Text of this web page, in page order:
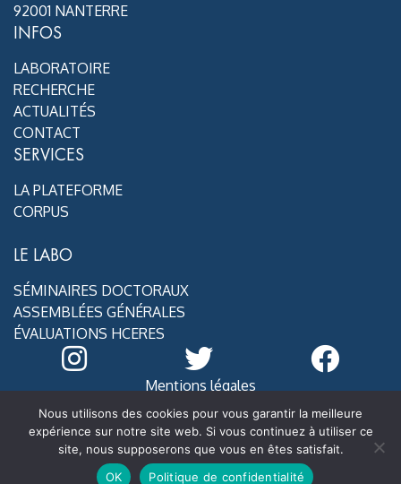
92001 NANTERRE
INFOS
LABORATOIRE
RECHERCHE
ACTUALITÉS
CONTACT
SERVICES
LA PLATEFORME
CORPUS
LE LABO
SÉMINAIRES DOCTORAUX
ASSEMBLÉES GÉNÉRALES
ÉVALUATIONS HCERES
Mentions légales
@ MoDyCo 2020
Nous utilisons des cookies pour vous garantir la meilleure
expérience sur notre site web. Si vous continuez à utiliser ce
site, nous supposerons que vous en êtes satisfait.
OK
Politique de confidentialité